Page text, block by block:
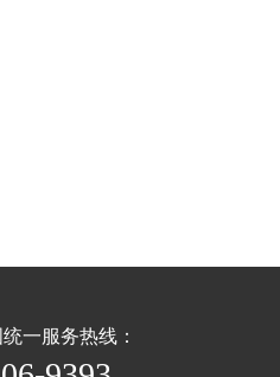
一服务热线：